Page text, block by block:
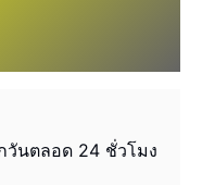
นตลอด 24 ชั่วโมง